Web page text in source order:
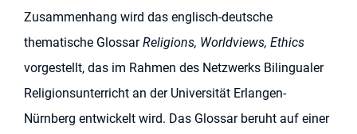
Zusammenhang wird das englisch-deutsche
thematische GlossarReligions, Worldviews, Ethics
vorgestellt, das im Rahmen des Netzwerks Bilingualer
Religionsunterricht an der Universität Erlangen-
Nürnberg entwickelt wird. Das Glossar beruht auf einer